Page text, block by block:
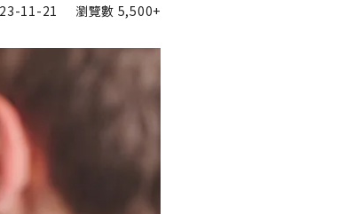
11-21 瀏覽數 5,500+